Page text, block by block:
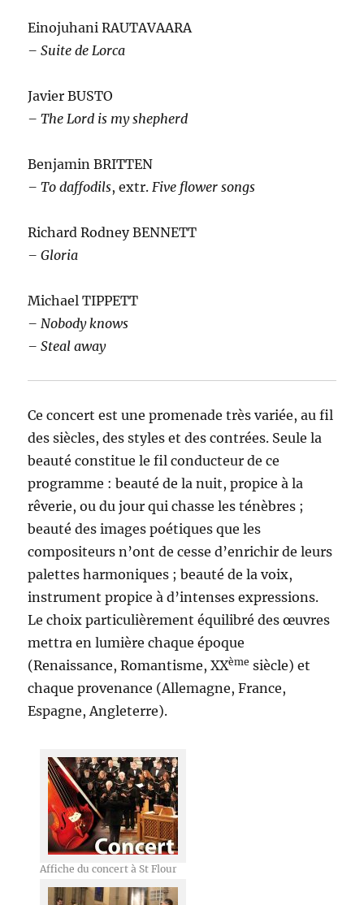
Einojuhani RAUTAVAARA
– Suite de Lorca
Javier BUSTO
– The Lord is my shepherd
Benjamin BRITTEN
– To daffodils, extr. Five flower songs
Richard Rodney BENNETT
– Gloria
Michael TIPPETT
– Nobody knows
– Steal away
Ce concert est une promenade très variée, au fil
des siècles, des styles et des contrées. Seule la
beauté constitue le fil conducteur de ce
programme : beauté de la nuit, propice à la
rêverie, ou du jour qui chasse les ténèbres ;
beauté des images poétiques que les
compositeurs n’ont de cesse d’enrichir de leurs
palettes harmoniques ; beauté de la voix,
instrument propice à d’intenses expressions.
Le choix particulièrement équilibré des œuvres
mettra en lumière chaque époque
(Renaissance, Romantisme, XXème siècle) et
chaque provenance (Allemagne, France,
Espagne, Angleterre).
Affiche du concert à St Flour